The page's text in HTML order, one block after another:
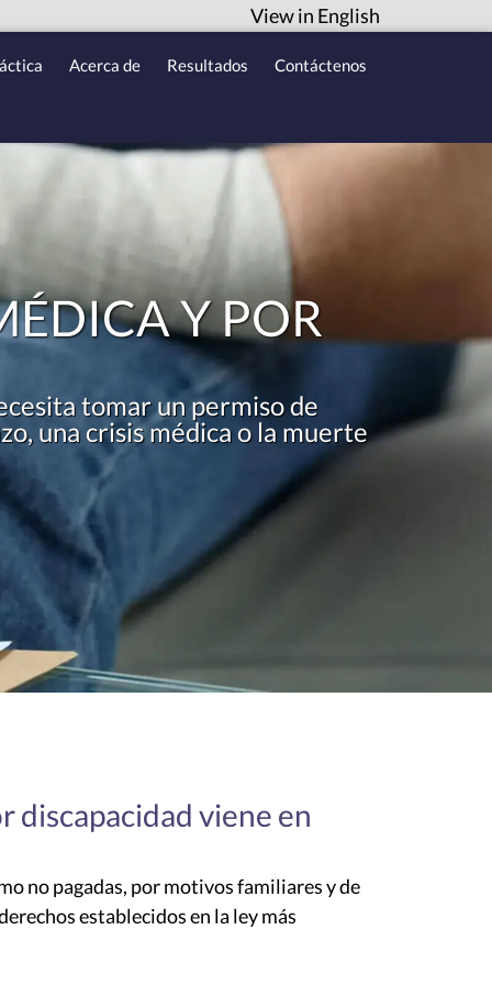
View in English
Acerca de Resultados Contáctenos
Y POR
tomar un permiso de
una crisis médica o la muerte
discapacidad viene en
no pagadas, por motivos familiares y de
establecidos en la ley más